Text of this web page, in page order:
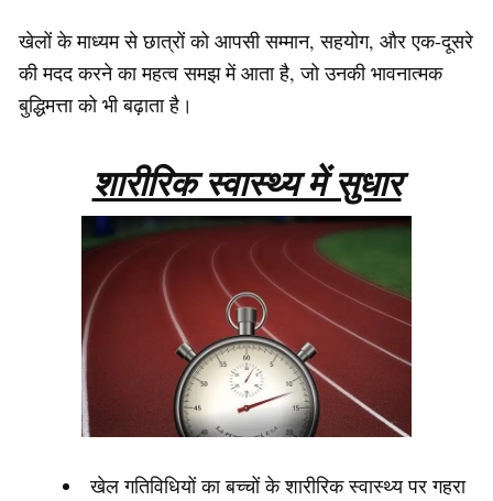
खेलों के माध्यम से छात्रों को आपसी सम्मान, सहयोग, और एक-दूसरे
की मदद करने का महत्व समझ में आता है, जो उनकी भावनात्मक
बुद्धिमत्ता को भी बढ़ाता है।
शारीरिक स्वास्थ्य में सुधार
खेल गतिविधियों का बच्चों के शारीरिक स्वास्थ्य पर गहरा